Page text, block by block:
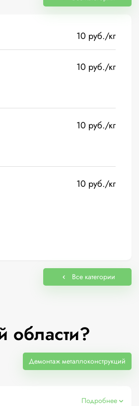
10 руб./кг
10 руб./кг
10 руб./кг
10 руб./кг
Все категории
области?
Демонтаж металлоконструкций
Подробнее